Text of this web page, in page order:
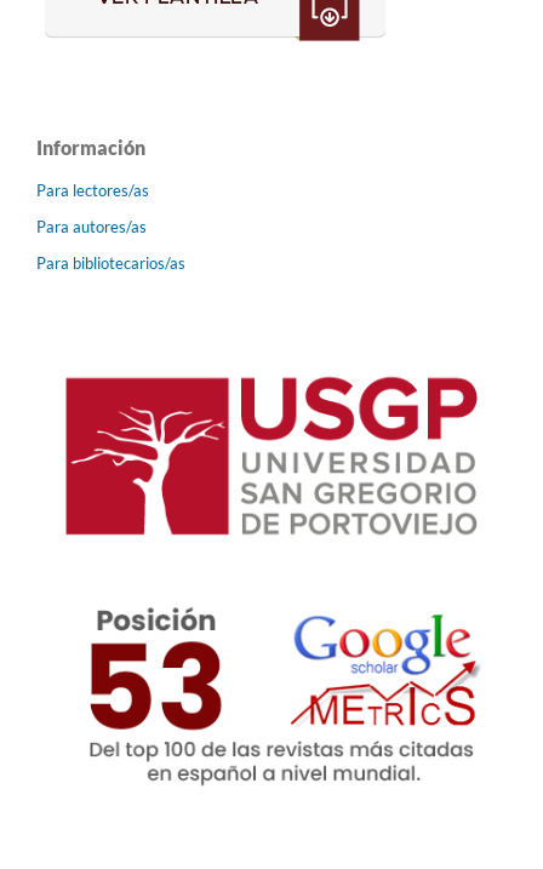
Información
Para lectores/as
Para autores/as
Para bibliotecarios/as